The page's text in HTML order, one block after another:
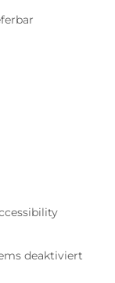
deaktiviert